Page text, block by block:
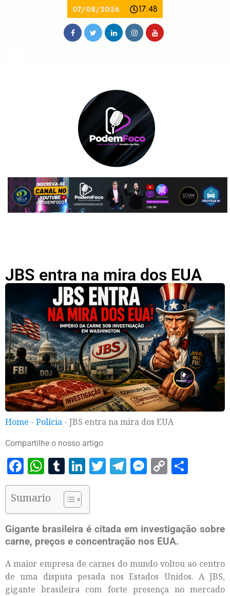
07/08/2026 17:48
JBS entra na mira dos EUA
Home - Polícia - JBS entra na mira dos EUA
Compartilhe o nosso artigo
Facebook
WhatsApp
Tumblr
LinkedIn
Twitter
Telegram
Messenger
Copy
Sumario
Gigante brasileira é citada em investigação sobre
carne, preços e concentração nos EUA.
A maior empresa de carnes do mundo voltou ao centro
de uma disputa pesada nos Estados Unidos. A JBS,
gigante brasileira com forte presença no mercado